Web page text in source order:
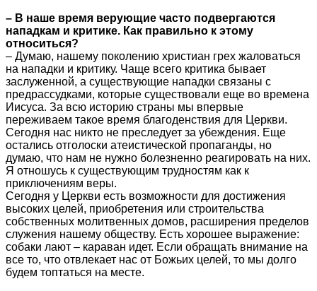
– В наше время верующие часто подвергаются
нападкам и критике. Как правильно к этому
относиться?
– Думаю, нашему поколению христиан грех жаловаться
на нападки и критику. Чаще всего критика бывает
заслуженной, а существующие нападки связаны с
предрассудками, которые существовали еще во времена
Иисуса. За всю историю страны мы впервые
переживаем такое время благоденствия для Церкви.
Сегодня нас никто не преследует за убеждения. Еще
остались отголоски атеистической пропаганды, но
думаю, что нам не нужно болезненно реагировать на них.
Я отношусь к существующим трудностям как к
приключениям веры.
Сегодня у Церкви есть возможности для достижения
высоких целей, приобретения или строительства
собственных молитвенных домов, расширения пределов
служения нашему обществу. Есть хорошее выражение:
собаки лают ‒ караван идет. Если обращать внимание на
все то, что отвлекает нас от Божьих целей, то мы долго
будем топтаться на месте.